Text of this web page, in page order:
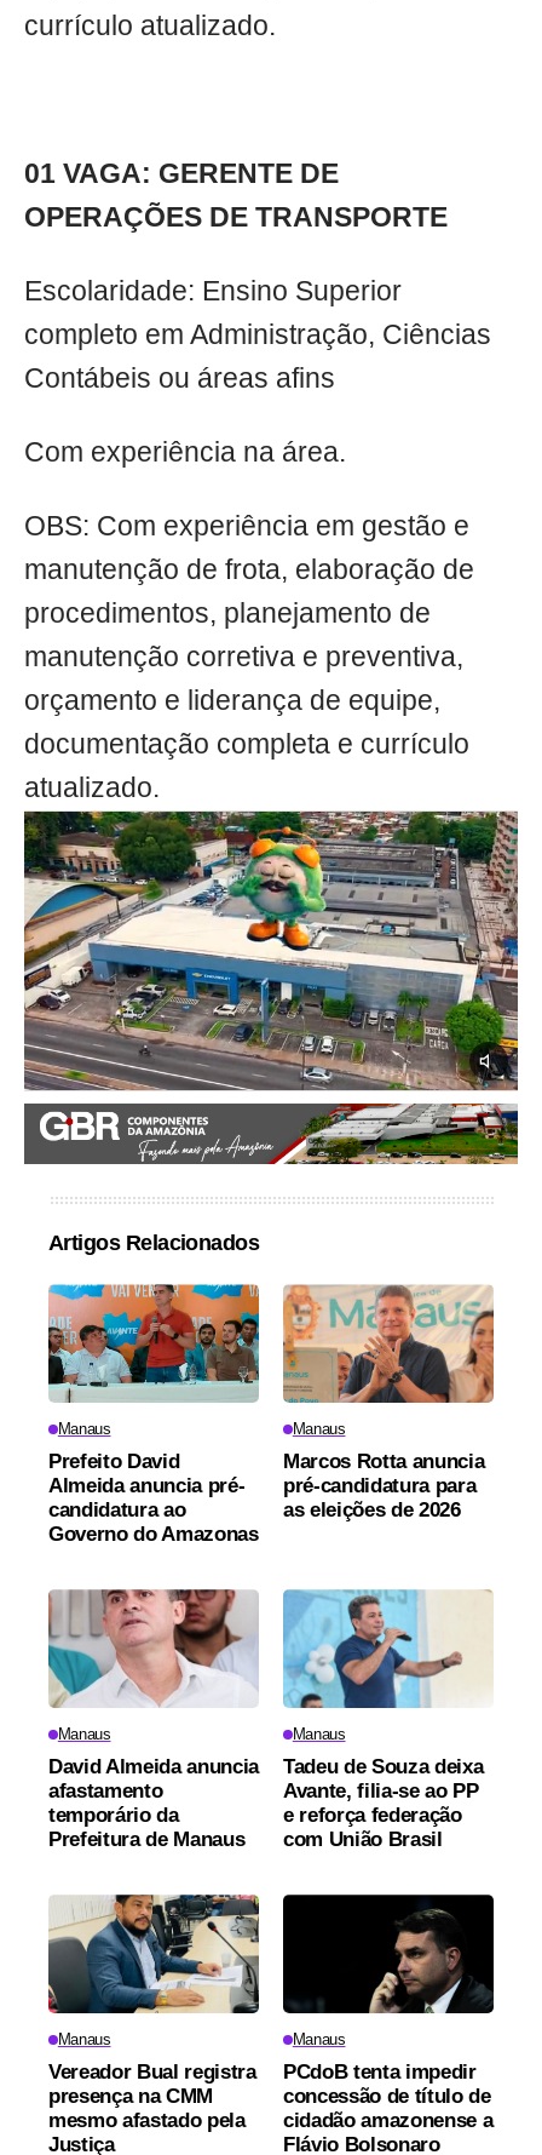
currículo atualizado.
01 VAGA: GERENTE DE
OPERAÇÕES DE TRANSPORTE
Escolaridade: Ensino Superior
completo em Administração, Ciências
Contábeis ou áreas afins
Com experiência na área.
OBS: Com experiência em gestão e
manutenção de frota, elaboração de
procedimentos, planejamento de
manutenção corretiva e preventiva,
orçamento e liderança de equipe,
documentação completa e currículo
atualizado.
Artigos Relacionados
Manaus
Prefeito David
Almeida anuncia pré-
candidatura ao
Governo do Amazonas
Manaus
Marcos Rotta anuncia
pré-candidatura para
as eleições de 2026
Manaus
David Almeida anuncia
afastamento
temporário da
Prefeitura de Manaus
Manaus
Tadeu de Souza deixa
Avante, filia-se ao PP
e reforça federação
com União Brasil
Manaus
Vereador Bual registra
presença na CMM
mesmo afastado pela
Justiça
Manaus
PCdoB tenta impedir
concessão de título de
cidadão amazonense a
Flávio Bolsonaro